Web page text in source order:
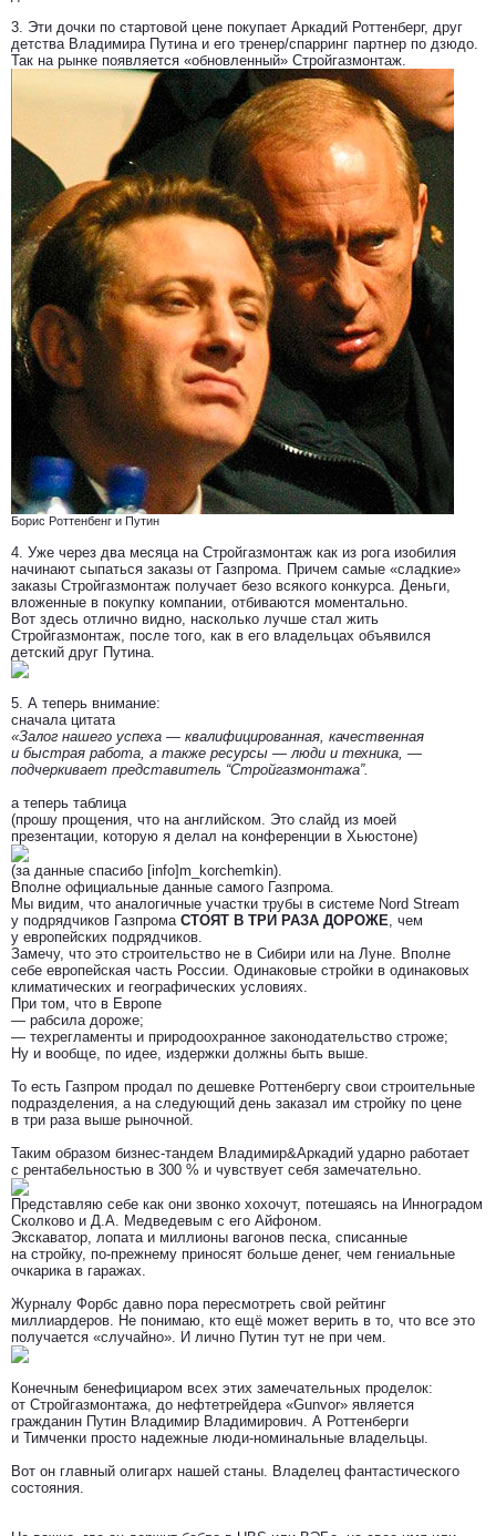
3. Эти дочки по стартовой цене покупает Аркадий Роттенберг, друг
детства Владимира Путина и его тренер/спарринг партнер по дзюдо.
Так на рынке появляется «обновленный» Стройгазмонтаж.
Борис Роттенбенг и Путин
4. Уже через два месяца на Стройгазмонтаж как из рога изобилия
начинают сыпаться заказы от Газпрома. Причем самые «сладкие»
заказы Стройгазмонтаж получает безо всякого конкурса. Деньги,
вложенные в покупку компании, отбиваются моментально.
Вот здесь отлично видно, насколько лучше стал жить
Стройгазмонтаж, после того, как в его владельцах объявился
детский друг Путина.
5. А теперь внимание:
сначала цитата
«Залог нашего успеха — квалифицированная, качественная
и быстрая работа, а также ресурсы — люди и техника, —
подчеркивает представитель “Стройгазмонтажа”.
а теперь таблица
(прошу прощения, что на английском. Это слайд из моей
презентации, которую я делал на конференции в Хьюстоне)
(за данные спасибо [info]m_korchemkin).
Вполне официальные данные самого Газпрома.
Мы видим, что аналогичные участки трубы в системе Nord Stream
у подрядчиков Газпрома СТОЯТ В ТРИ РАЗА ДОРОЖЕ, чем
у европейских подрядчиков.
Замечу, что это строительство не в Сибири или на Луне. Вполне
себе европейская часть России. Одинаковые стройки в одинаковых
климатических и географических условиях.
При том, что в Европе
— рабсила дороже;
— техрегламенты и природоохранное законодательство строже;
Ну и вообще, по идее, издержки должны быть выше.
То есть Газпром продал по дешевке Роттенбергу свои строительные
подразделения, а на следующий день заказал им стройку по цене
в три раза выше рыночной.
Таким образом бизнес-тандем Владимир&Аркадий ударно работает
с рентабельностью в 300 % и чувствует себя замечательно.
Представляю себе как они звонко хохочут, потешаясь на Инноградом
Сколково и Д.А. Медведевым с его Айфоном.
Экскаватор, лопата и миллионы вагонов песка, списанные
на стройку, по-прежнему приносят больше денег, чем гениальные
очкарика в гаражах.
Журналу Форбс давно пора пересмотреть свой рейтинг
миллиардеров. Не понимаю, кто ещё может верить в то, что все это
получается «случайно». И лично Путин тут не при чем.
Конечным бенефициаром всех этих замечательных проделок:
от Стройгазмонтажа, до нефтетрейдера «Gunvor» является
гражданин Путин Владимир Владимирович. А Роттенберги
и Тимченки просто надежные люди-номинальные владельцы.
Вот он главный олигарх нашей станы. Владелец фантастического
состояния.